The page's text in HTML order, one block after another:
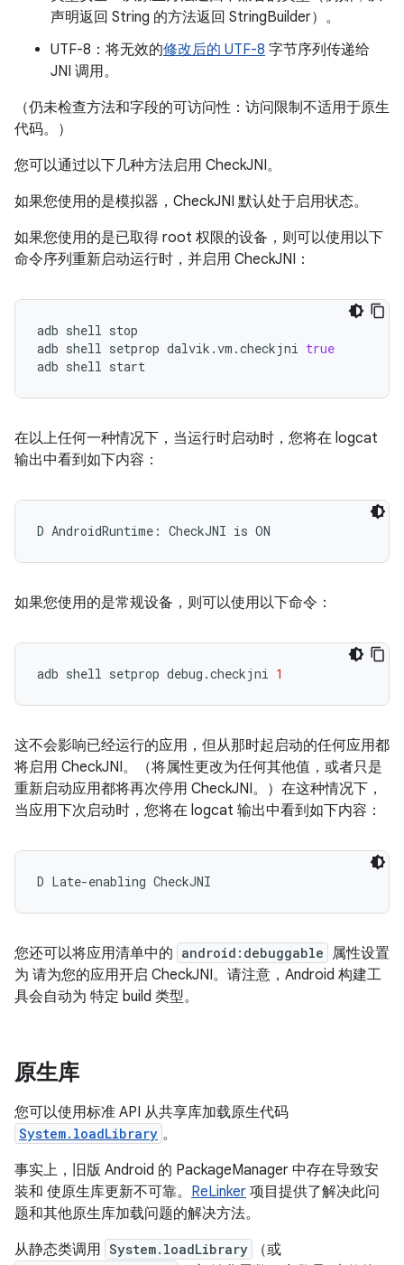
声明返回 String 的方法返回 StringBuilder）。
UTF-8：将无效的修改后的 UTF-8 字节序列传递给
JNI 调用。
（仍未检查方法和字段的可访问性：访问限制不适用于原生
代码。）
您可以通过以下几种方法启用 CheckJNI。
如果您使用的是模拟器，CheckJNI 默认处于启用状态。
如果您使用的是已取得 root 权限的设备，则可以使用以下
命令序列重新启动运行时，并启用 CheckJNI：
adb shell stop
adb shell setprop dalvik.vm.checkjni true
adb shell start
在以上任何一种情况下，当运行时启动时，您将在 logcat
输出中看到如下内容：
D AndroidRuntime: CheckJNI is ON
如果您使用的是常规设备，则可以使用以下命令：
adb shell setprop debug.checkjni 1
这不会影响已经运行的应用，但从那时起启动的任何应用都
将启用 CheckJNI。（将属性更改为任何其他值，或者只是
重新启动应用都将再次停用 CheckJNI。）在这种情况下，
当应用下次启动时，您将在 logcat 输出中看到如下内容：
D Late-enabling CheckJNI
您还可以将应用清单中的 android:debuggable 属性设置
为 请为您的应用开启 CheckJNI。请注意，Android 构建工
具会自动为 特定 build 类型。
原生库
您可以使用标准 API 从共享库加载原生代码
System.loadLibrary 。
事实上，旧版 Android 的 PackageManager 中存在导致安
装和 使原生库更新不可靠。 ReLinker 项目提供了解决此问
题和其他原生库加载问题的解决方法。
从静态类调用 System.loadLibrary （或